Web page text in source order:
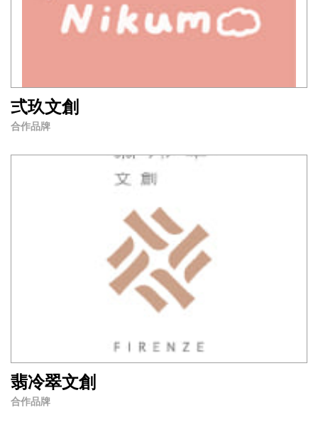
弍玖文創
合作品牌
翡冷翠文創
合作品牌